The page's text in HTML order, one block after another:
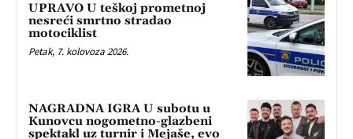
UPRAVO U teškoj prometnoj
nesreći smrtno stradao
motociklist
Petak, 7. kolovoza 2026.
NAGRADNA IGRA U subotu u
Kunovcu nogometno-glazbeni
spektakl uz turnir i Mejaše, evo